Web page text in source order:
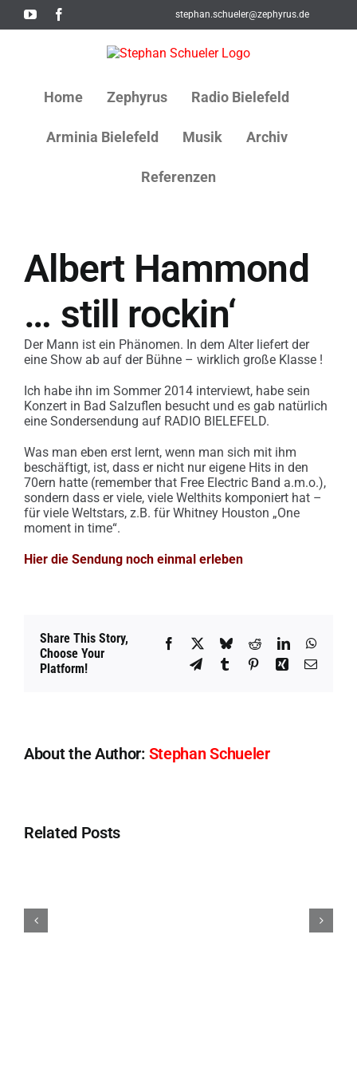
YouTube stephan.schueler@zephyrus.de
Home Zephyrus Radio Bielefeld
Arminia Bielefeld Musik Archiv
Referenzen
Albert Hammond
… still rockin‘
Der Mann ist ein Phänomen. In dem Alter liefert der
eine Show ab auf der Bühne – wirklich große Klasse !
Ich habe ihn im Sommer 2014 interviewt, habe sein
Konzert in Bad Salzuflen besucht und es gab natürlich
eine Sondersendung auf RADIO BIELEFELD.
Was man eben erst lernt, wenn man sich mit ihm
beschäftigt, ist, dass er nicht nur eigene Hits in den
70ern hatte (remember that Free Electric Band a.m.o.),
sondern dass er viele, viele Welthits komponiert hat –
für viele Weltstars, z.B. für Whitney Houston „One
moment in time“.
Hier die Sendung noch einmal erleben
Share This Story,
Choose Your
Platform!
Facebook BlueskyRedditLinkedIn
TelegramTumblr PinterestXing Email
About the Author: Stephan Schueler
Related Posts